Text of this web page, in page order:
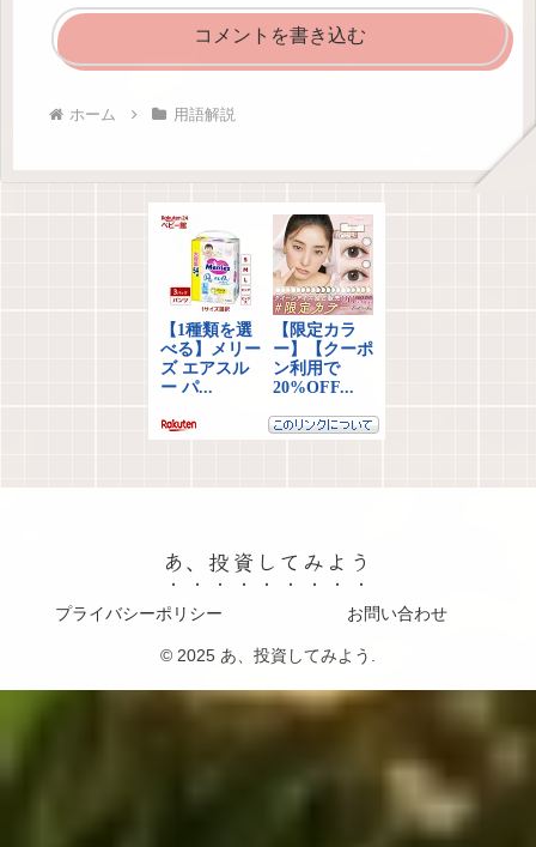
コメントを書き込む
ホーム 用語解説
あ、投資してみよう
プライバシーポリシー お問い合わせ
© 2025 あ、投資してみよう.